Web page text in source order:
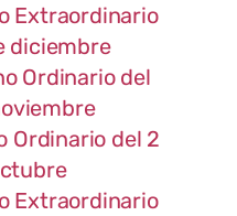
Extraordinario
diciembre
Ordinario del
Ordinario del 2
Extraordinario